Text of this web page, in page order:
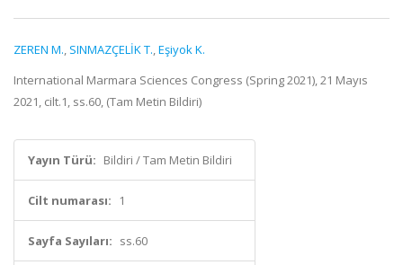
ZEREN M., SINMAZÇELİK T.,Eşiyok K.
International Marmara Sciences Congress (Spring 2021), 21 Mayıs
2021, cilt.1, ss.60, (Tam Metin Bildiri)
Yayın Türü: Bildiri / Tam Metin Bildiri
Cilt numarası: 1
Sayfa Sayıları: ss.60